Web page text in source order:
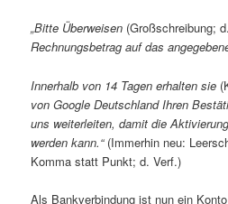
„Bitte Überweisen (Großschreibung;
Rechnungsbetrag auf das
Innerhalb von 14 Tagen erhalten sie
von Google Deutschland Ihren
uns weiterleiten, damit die
werden kann.“(Immerhin neu:
Komma statt Punkt; d. Verf.)
Als Bankverbindung ist nun ein